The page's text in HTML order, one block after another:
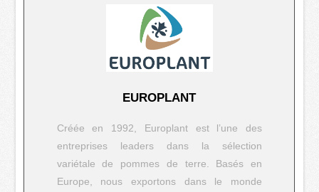
EUROPLANT
Créée en 1992, Europlant est l’une des
entreprises leaders dans la sélection
variétale de pommes de terre. Basés en
Europe, nous exportons dans le monde